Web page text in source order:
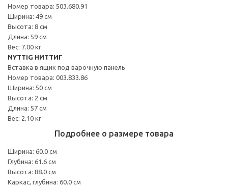
Номер товара: 503.680.91
Ширина: 49 см
Высота: 8 см
Длина: 59 см
Вес: 7.00 кг
NYTTIG НИТТИГ
Вставка в ящик под варочную панель
Номер товара: 003.833.86
Ширина: 50 см
Высота: 2 см
Длина: 57 см
Вес: 2.10 кг
Подробнее о размере товара
Ширина: 60.0 см
Глубина: 61.6 см
Высота: 88.0 см
Каркас, глубина: 60.0 см